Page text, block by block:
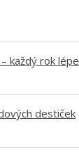
každý rok lépe
destiček